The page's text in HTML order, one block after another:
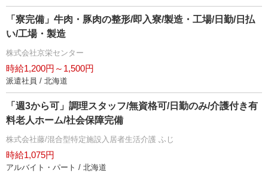
「寮完備」牛肉・豚肉の整形/即入寮/製造・工場/日勤/日払
い/工場・製造
株式会社京栄センター
時給1,200円～1,500円
派遣社員 / 北海道
「週3から可」調理スタッフ/無資格可/日勤のみ/介護付き有
料老人ホーム/社会保障完備
株式会社藤/混合型特定施設入居者生活介護 ふじ
時給1,075円
アルバイト・パート / 北海道